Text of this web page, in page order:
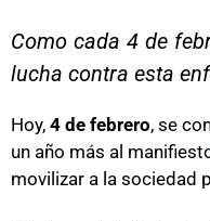
Como cada 4 de
lucha contra esta
Hoy, 4 de febrero, se
un año más al
movilizar a la sociedad